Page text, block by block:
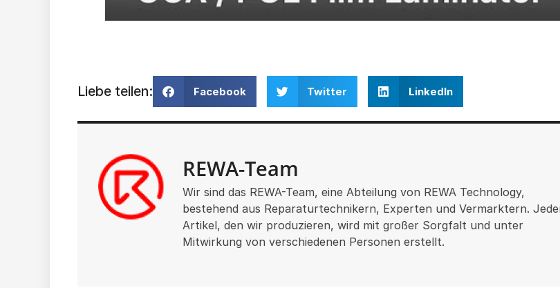
Liebe teilen: Facebook Twitter LinkedIn
REWA-Team
Wir sind das REWA-Team, eine Abteilung von REWA Technology,
bestehend aus Reparaturtechnikern, Experten und Vermarktern.
Artikel, den wir produzieren, wird mit großer Sorgfalt und unter
Mitwirkung von verschiedenen Personen erstellt.